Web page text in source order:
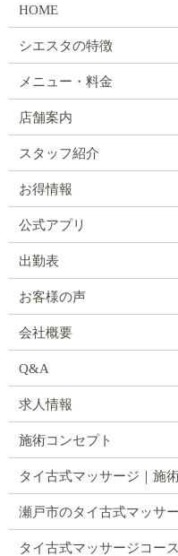
HOME
シエスタの特徴
メニュー・料金
店舗案内
スタッフ紹介
お得情報
公式アプリ
出勤表
お客様の声
会社概要
Q&A
求人情報
施術コンセプト
タイ古式マッサージ｜施
瀬戸市のタイ古式マッサ
タイ古式マッサージコー